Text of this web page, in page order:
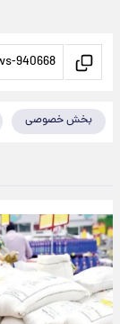
بخش خصوصی